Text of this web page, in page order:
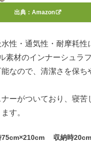
出典： Amazon
性・通気性・耐摩耗性
素材のインナーシュラフ
なので、清潔さを保ち
ーがついており、寝苦
す。
75cm×210cm 収納時